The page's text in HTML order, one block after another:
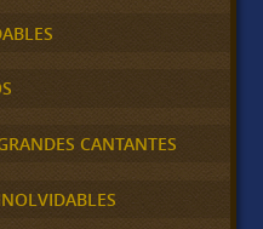
CANTANTES